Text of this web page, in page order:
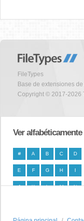
FileTypes
Base de extensiones
Copyright © 2017-2026
Ver alfabéticamente
# A B C D
E F G H I
J K L M N
T U V W X